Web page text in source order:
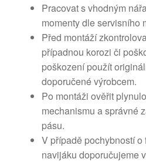
Pracovat s vhodným
momenty dle servisního
Před montáží
případnou korozi či
poškození použít
doporučené výrobcem.
Po montáži ověřit
mechanismu a správné
pásu.
V případě pochybností o
navijáku doporučujeme